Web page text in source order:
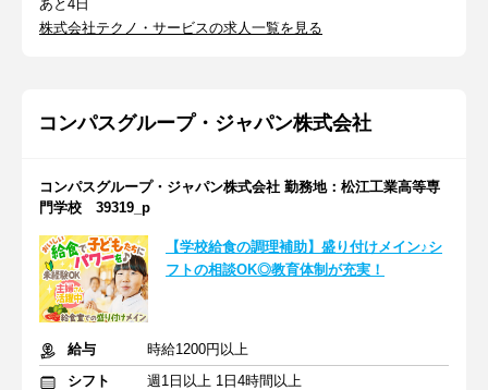
あと4日
株式会社テクノ・サービスの求人一覧を見る
コンパスグループ・ジャパン株式会社
コンパスグループ・ジャパン株式会社 勤務地：松江工業高等専
門学校 39319_p
【学校給食の調理補助】盛り付けメイン♪シ
フトの相談OK◎教育体制が充実！
給与
時給1200円以上
シフト
週1日以上 1日4時間以上